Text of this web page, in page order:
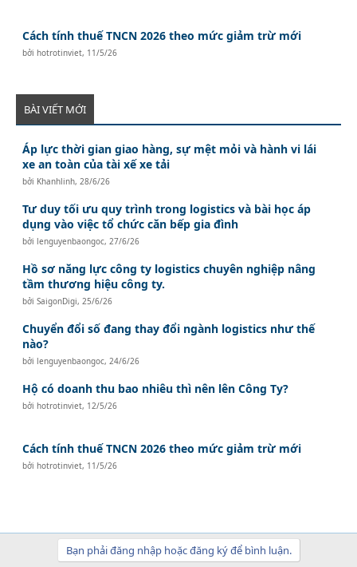
Cách tính thuế TNCN 2026 theo mức giảm trừ mới
bởihotrotinviet, 11/5/26
BÀI VIẾT MỚI
Áp lực thời gian giao hàng, sự mệt mỏi và hành vi lái
xe an toàn của tài xế xe tải
bởi Khanhlinh, 28/6/26
Tư duy tối ưu quy trình trong logistics và bài học áp
dụng vào việc tổ chức căn bếp gia đình
bởilenguyenbaongoc, 27/6/26
Hồ sơ năng lực công ty logistics chuyên nghiệp nâng
tầm thương hiệu công ty.
bởiSaigonDigi, 25/6/26
Chuyển đổi số đang thay đổi ngành logistics như thế
nào?
bởilenguyenbaongoc, 24/6/26
Hộ có doanh thu bao nhiêu thì nên lên Công Ty?
bởihotrotinviet, 12/5/26
Cách tính thuế TNCN 2026 theo mức giảm trừ mới
bởihotrotinviet, 11/5/26
Bạn phải đăng nhập hoặc đăng ký để bình luận.